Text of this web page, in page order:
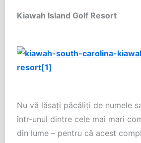
Kiawah Island Golf Resort
Nu vă lăsaţi păcăliţi de numele
într-unul dintre cele mai mari
din lume – pentru că acest